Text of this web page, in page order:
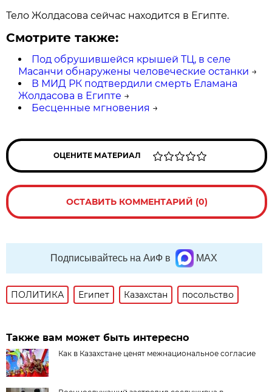
Тело Жолдасова сейчас находится в Египте.
Смотрите также:
Под обрушившейся крышей ТЦ, в селе
Масанчи обнаружены человеческие останки →
В МИД РК подтвердили смерть Еламана
Жолдасова в Египте →
Бесценные мгновения →
ОЦЕНИТЕ МАТЕРИАЛ
ОСТАВИТЬ КОММЕНТАРИЙ (0)
Подписывайтесь на АиФ в MAX
ПОЛИТИКА Египет Казахстан посольство
Также вам может быть интересно
Как в Казахстане ценят межнациональное согласие